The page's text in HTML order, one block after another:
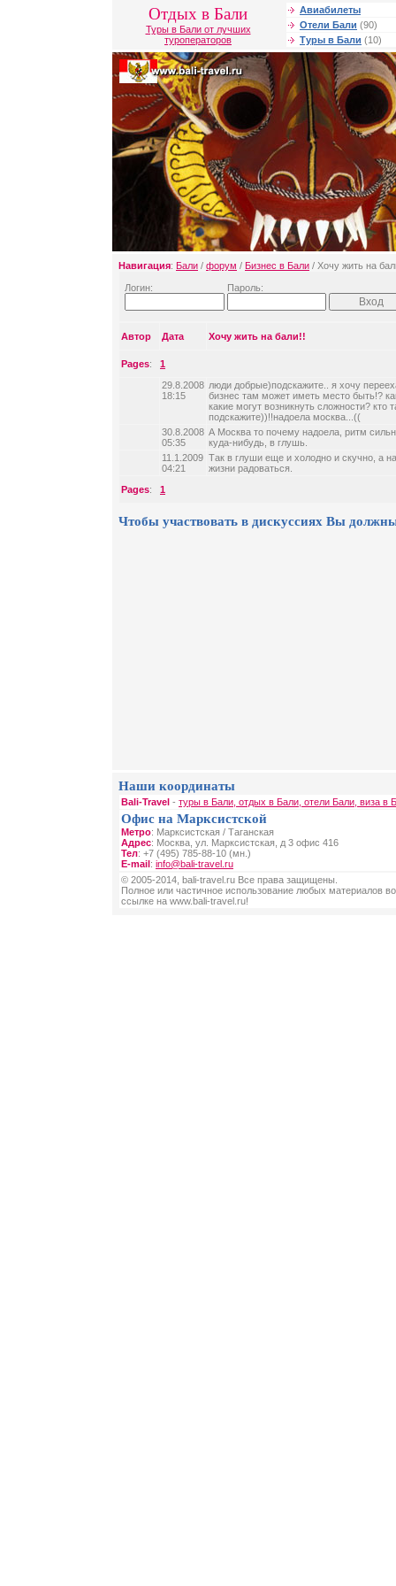
Отдых в Бали
Туры в Бали от лучших
туроператоров
Авиабилеты
Отели Бали (90)
Туры в Бали (10)
Навигация: Бали / форум / Бизнес в Бали / Хочу жить на
Логин: Пароль:
Автор Дата Хочу жить на бали!!
Pages: 1
29.8.2008
18:15
люди добрые)подскажите.. я хочу
бизнес там может иметь место быть!?
какие могут возникнуть сложности? кто
подскажите))!!надоела москва...((
30.8.2008
05:35
А Москва то почему надоела, ритм
куда-нибудь, в глушь.
11.1.2009
04:21
Так в глуши еще и холодно и скучно, а
жизни радоваться.
Pages: 1
Чтобы участвовать в дискуссиях Вы
Наши координаты
Bali-Travel - туры в Бали, отдых в Бали, отели Бали, виза в
Офис на Марксистской
Метро: Марксистская / Таганская
Адрес: Москва, ул. Марксистская, д 3 офис 416
Тел: +7 (495) 785-88-10 (мн.)
E-mail: info@bali-travel.ru
© 2005-2014, bali-travel.ru Все права защищены.
Полное или частичное использование любых материалов
ссылке на www.bali-travel.ru!